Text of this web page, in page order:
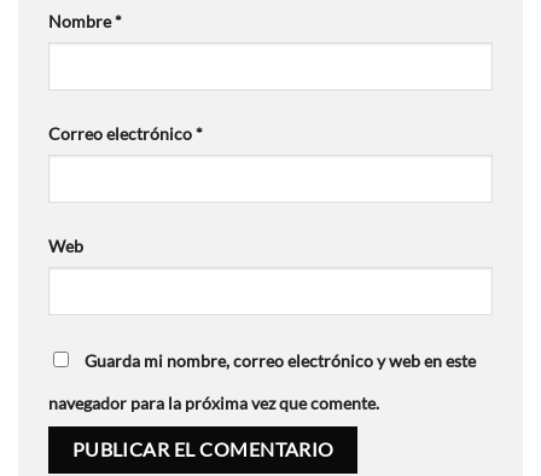
Nombre*
Correo electrónico*
Web
Guarda mi nombre, correo electrónico y web en este
navegador para la próxima vez que comente.